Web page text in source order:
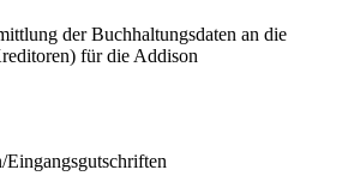
der Buchhaltungsdaten an die
für die Addison
Eingangsgutschriften